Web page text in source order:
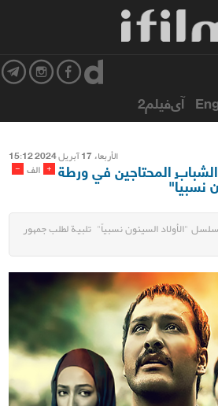
آی‌فیلم2
الأربعاء 17 آبریل 2024 15:12
- الف + المحتاجين في ورطة
نسبياً"
"الأولاد السيئون نسبياً" تلبية لطلب جمهور